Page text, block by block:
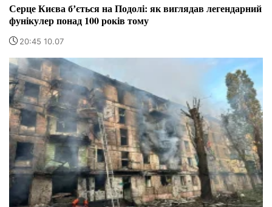
Серце Києва бʼється на Подолі: як виглядав легендарний
фунікулер понад 100 років тому
20:45 10.07